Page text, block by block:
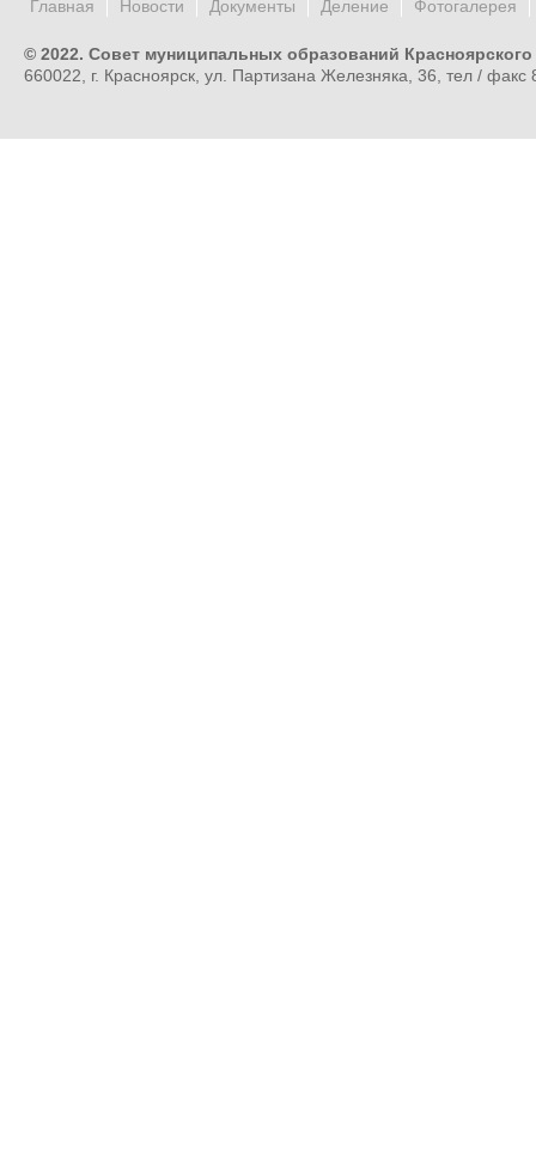
Главная Новости Документы Деление Фотогалерея
© 2022. Совет муниципальных образований Красноярского
660022, г. Красноярск, ул. Партизана Железняка, 36, тел /